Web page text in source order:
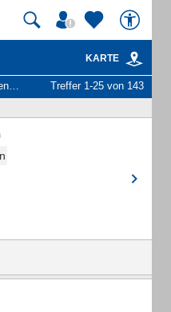
KARTE
Treffer 1-25 von 143